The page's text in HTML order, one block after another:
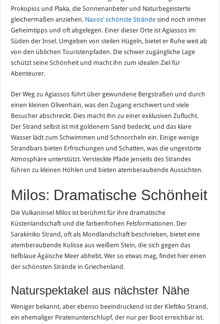
Prokopios und Plaka, die Sonnenanbeter und Naturbegeisterte
gleichermaßen anziehen. Naxos‘ schönste Strände sind noch immer
Geheimtipps und oft abgelegen. Einer dieser Orte ist Agiassos im
Süden der Insel. Umgeben von steilen Hügeln, bietet er Ruhe weit ab
von den üblichen Touristenpfaden. Die schwer zugängliche Lage
schützt seine Schönheit und macht ihn zum idealen Ziel für
Abenteurer.
Der Weg zu Agiassos führt über gewundene Bergstraßen und durch
einen kleinen Olivenhain, was den Zugang erschwert und viele
Besucher abschreckt. Dies macht ihn zu einer exklusiven Zuflucht.
Der Strand selbst ist mit goldenem Sand bedeckt, und das klare
Wasser lädt zum Schwimmen und Schnorcheln ein. Einige wenige
Strandbars bieten Erfrischungen und Schatten, was die ungestörte
Atmosphäre unterstützt. Versteckte Pfade jenseits des Strandes
führen zu kleinen Höhlen und bieten atemberaubende Aussichten.
Milos: Dramatische Schönheit
Die Vulkaninsel Milos ist berühmt für ihre dramatische
Küstenlandschaft und die farbenfrohen Felsformationen. Der
Sarakiniko Strand, oft als Mondlandschaft beschrieben, bietet eine
atemberaubende Kulisse aus weißem Stein, die sich gegen das
tiefblaue Ägäische Meer abhebt. Wer so etwas mag, findet hier einen
der schönsten Strände in Griechenland.
Naturspektakel aus nächster Nähe
Weniger bekannt, aber ebenso beeindruckend ist der Kleftiko Strand,
ein ehemaliger Piratenunterschlupf, der nur per Boot erreichbar ist.